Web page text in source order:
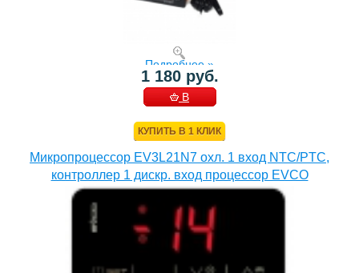
Подробнее »
1 180 руб.
В
КУПИТЬ В 1 КЛИК
Микропроцессор EV3L21N7 охл. 1 вход NTC/PTC,
контроллер 1 дискр. вход процессор EVCO